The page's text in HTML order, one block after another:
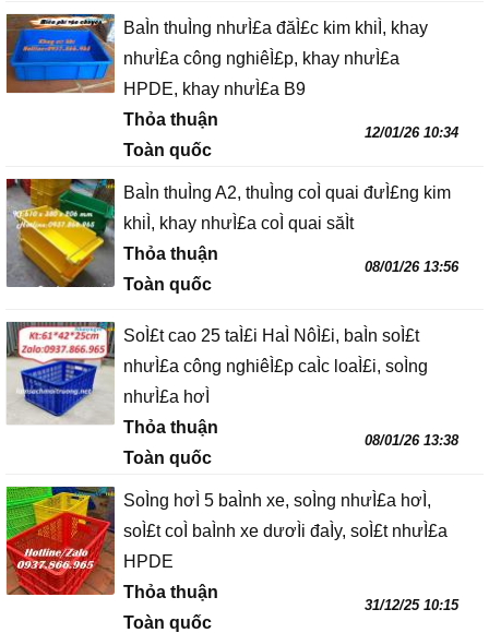
BaÌn thuÌng nhưÌ£a đăÌ£c kim khiÌ, khay
nhưÌ£a công nghiêÌ£p, khay nhưÌ£a
HPDE, khay nhưÌ£a B9
Thỏa thuận
Toàn quốc
12/01/26 10:34
BaÌn thuÌng A2, thuÌng coÌ quai đưÌ£ng kim
khiÌ, khay nhưÌ£a coÌ quai săÌt
Thỏa thuận
Toàn quốc
08/01/26 13:56
SoÌ£t cao 25 taÌ£i HaÌ NôÌ£i, baÌn soÌ£t
nhưÌ£a công nghiêÌ£p caÌc loaÌ£i, soÌng
nhưÌ£a hơÌ
Thỏa thuận
Toàn quốc
08/01/26 13:38
SoÌng hơÌ 5 baÌnh xe, soÌng nhưÌ£a hơÌ,
soÌ£t coÌ baÌnh xe dươÌi đaÌy, soÌ£t nhưÌ£a
HPDE
Thỏa thuận
Toàn quốc
31/12/25 10:15